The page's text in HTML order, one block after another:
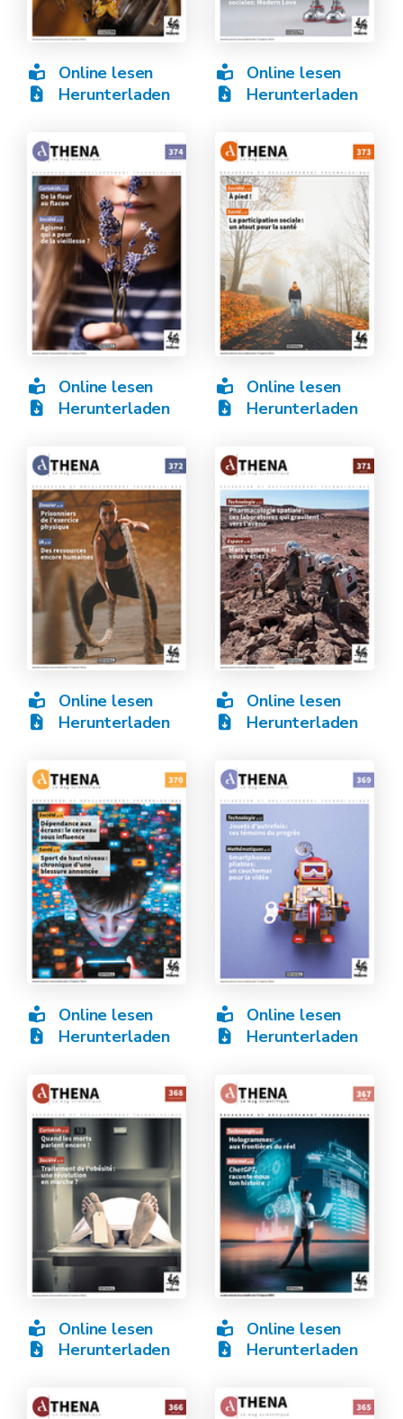
Online lesen
Herunterladen
Online lesen
Herunterladen
Online lesen
Herunterladen
Online lesen
Herunterladen
Online lesen
Herunterladen
Online lesen
Herunterladen
Online lesen
Herunterladen
Online lesen
Herunterladen
Online lesen
Herunterladen
Online lesen
Herunterladen